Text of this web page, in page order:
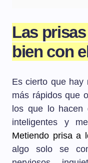
Las
bien con
Es cierto que hay
más rápidos que
los que lo hacen
inteligentes y
Metiendo prisa a
algo solo se